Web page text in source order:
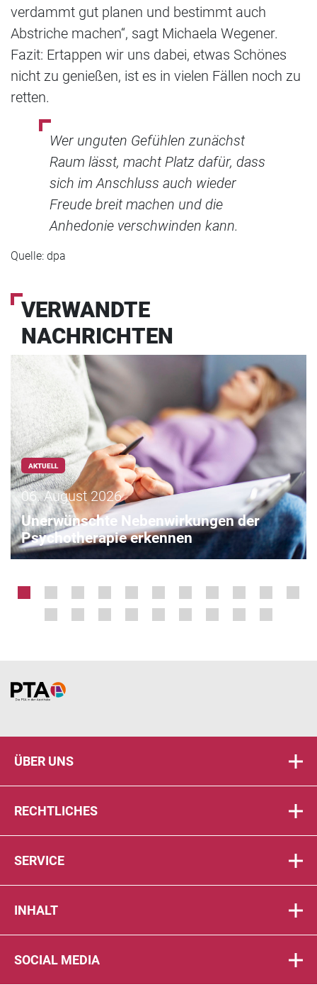
verdammt gut planen und bestimmt auch
Abstriche machen“, sagt Michaela Wegener.
Fazit: Ertappen wir uns dabei, etwas Schönes
nicht zu genießen, ist es in vielen Fällen noch zu
retten.
Wer unguten Gefühlen zunächst
Raum lässt, macht Platz dafür, dass
sich im Anschluss auch wieder
Freude breit machen und die
Anhedonie verschwinden kann.
Quelle: dpa
VERWANDTE
NACHRICHTEN
AKTUELL
06. August 2026
Unerwünschte Nebenwirkungen der
Psychotherapie erkennen
Home
ÜBER UNS
RECHTLICHES
SERVICE
INHALT
SOCIAL MEDIA